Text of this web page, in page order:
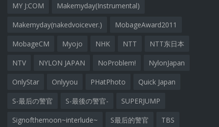
MY J:COM Makemyday(Instrumental)
Makemyday(nakedvoicever.) MobageAward2011
MobageCM Myojo NHK NTT NTT东日本
NTV NYLON JAPAN NoProblem! NylonJapan
OnlyStar Onlyyou PHatPhoto Quick Japan
S-最后の警官 S-最後の警官- SUPERJUMP
Signofthemoon~interlude~ S最后的警官 TBS